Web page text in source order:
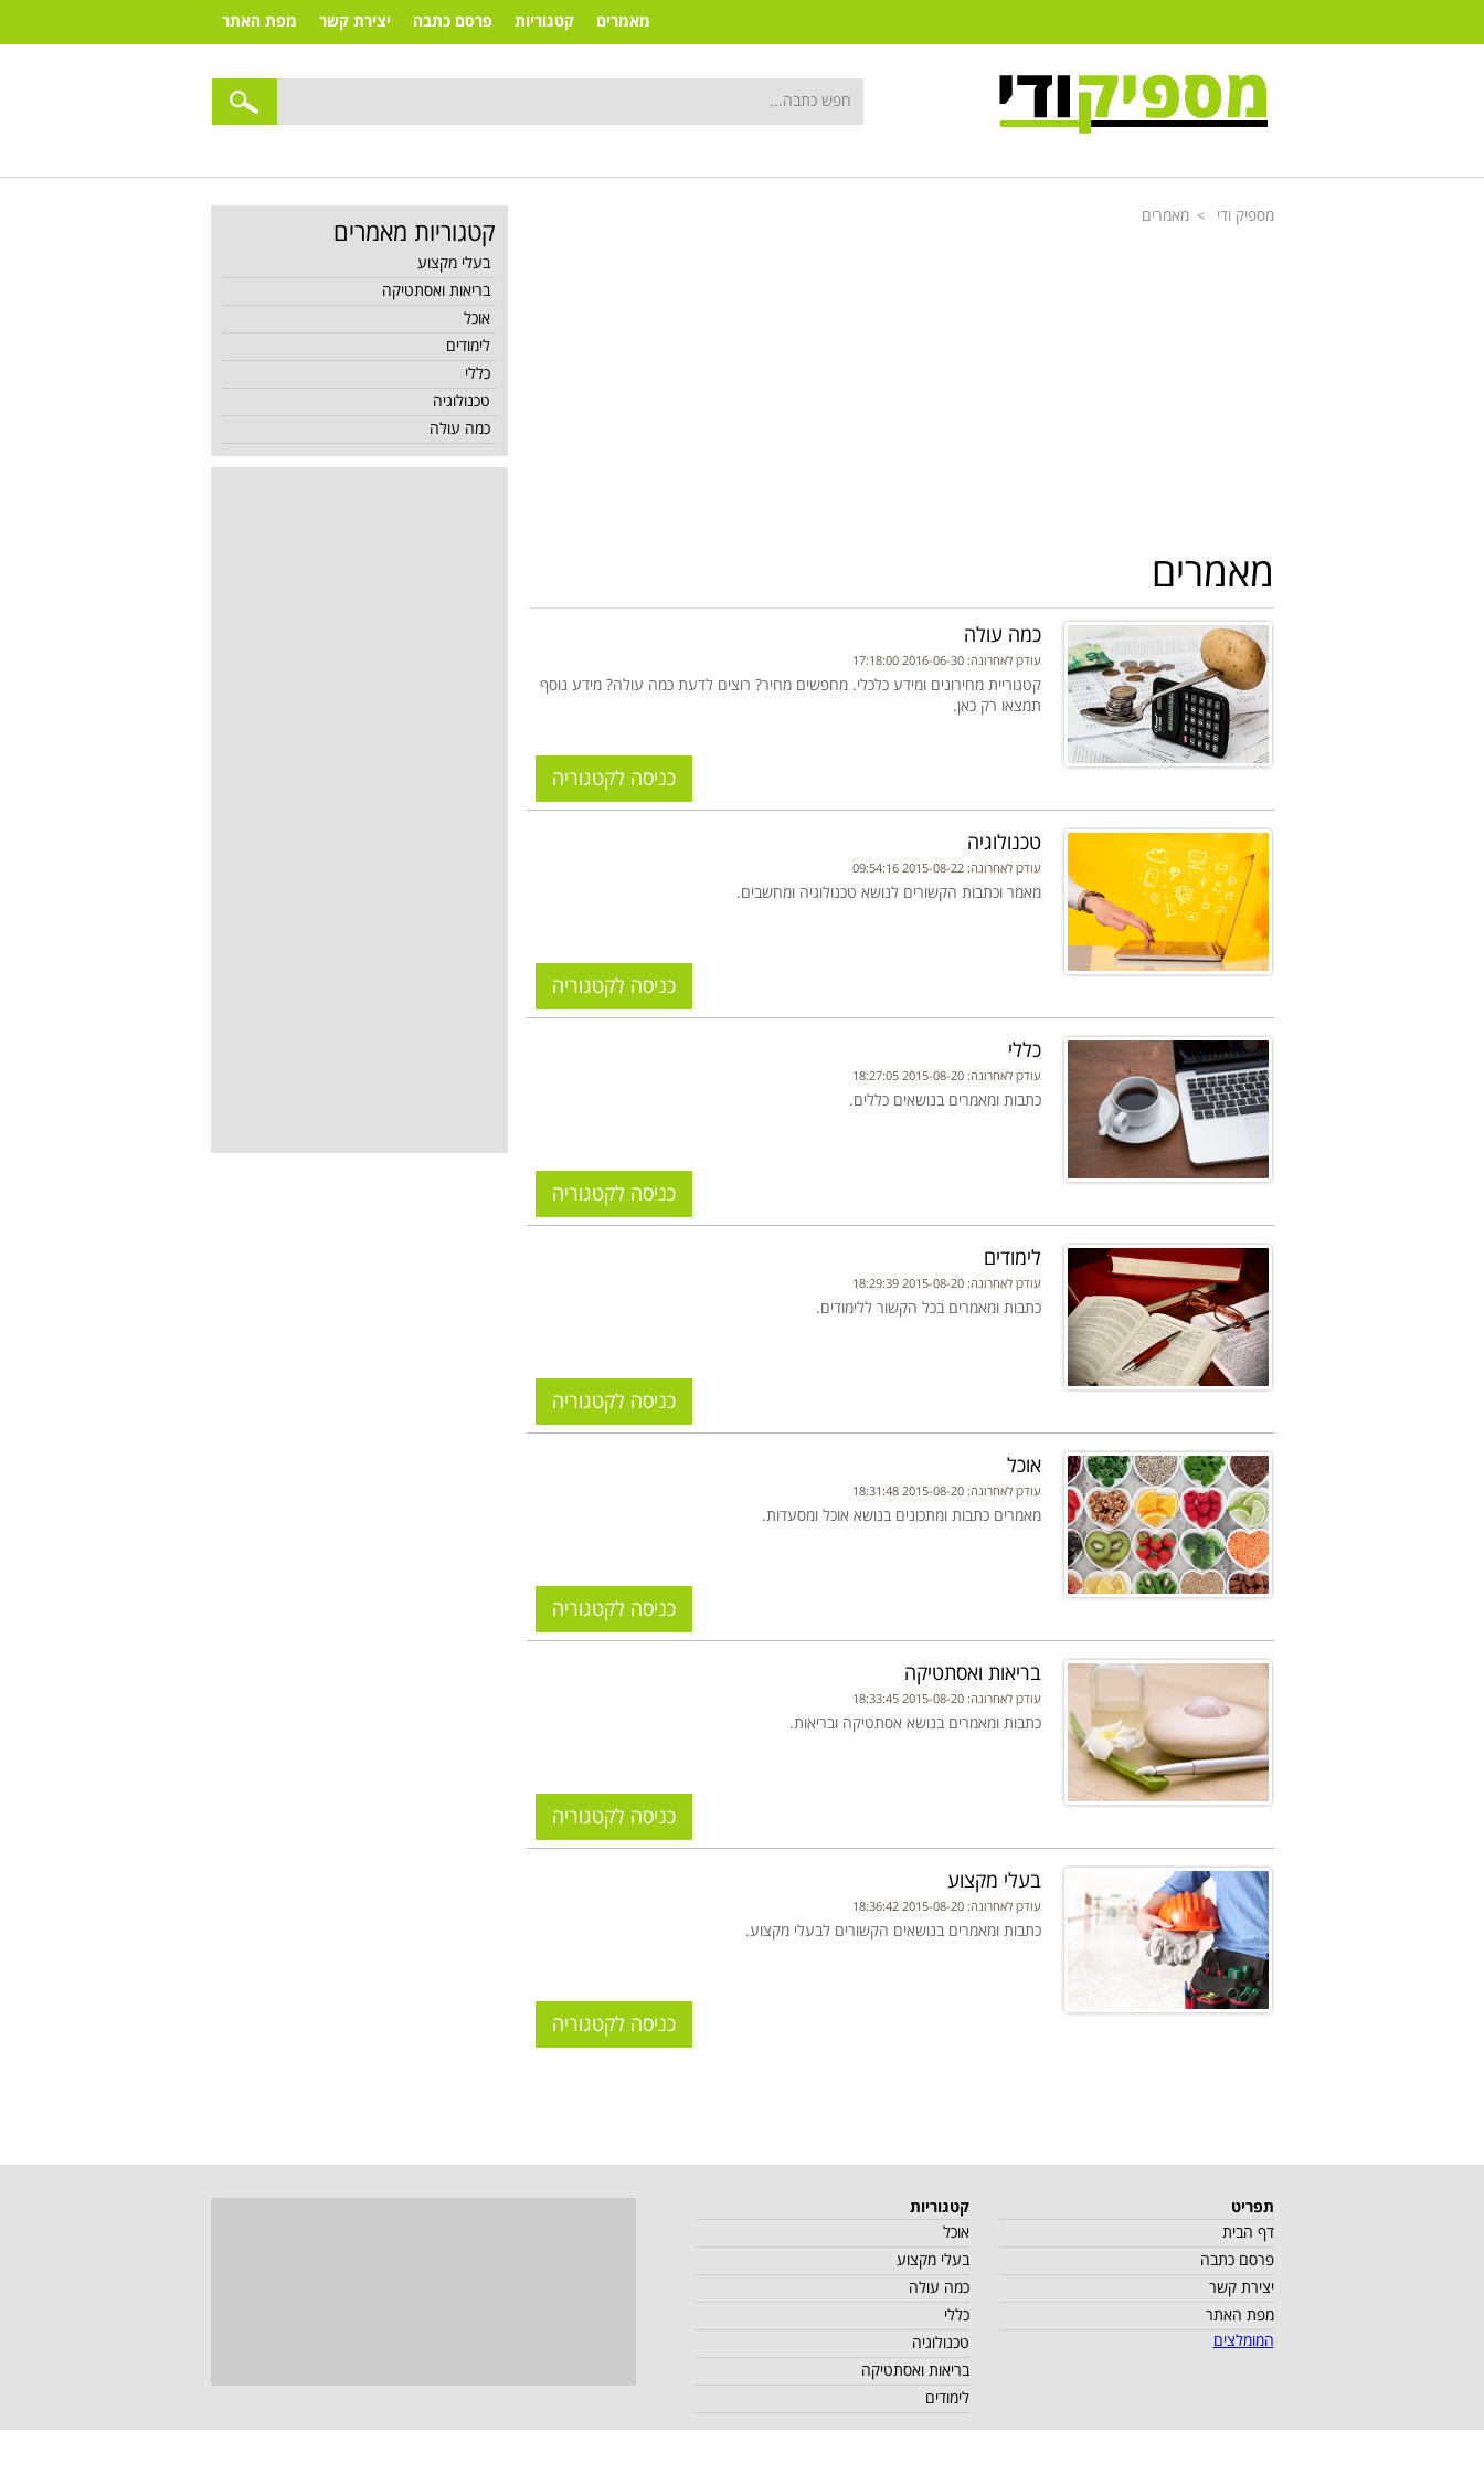
מאמרים קטגוריות פרסם כתבה יצירת קשר מפת האתר
מספיק ודי > מאמרים
מאמרים
כמה עולה
עודכן לאחרונה: 2016-06-30 17:18:00
קטגוריית מחירונים ומידע כלכלי. מחפשים מחיר? רוצים לדעת כמה עולה? מידע נוסף
תמצאו רק כאן.
כניסה לקטגוריה
טכנולוגיה
עודכן לאחרונה: 2015-08-22 09:54:16
מאמר וכתבות הקשורים לנושא טכנולוגיה ומחשבים.
כניסה לקטגוריה
כללי
עודכן לאחרונה: 2015-08-20 18:27:05
כתבות ומאמרים בנושאים כללים.
כניסה לקטגוריה
לימודים
עודכן לאחרונה: 2015-08-20 18:29:39
כתבות ומאמרים בכל הקשור ללימודים.
כניסה לקטגוריה
אוכל
עודכן לאחרונה: 2015-08-20 18:31:48
מאמרים כתבות ומתכונים בנושא אוכל ומסעדות.
כניסה לקטגוריה
בריאות ואסתטיקה
עודכן לאחרונה: 2015-08-20 18:33:45
כתבות ומאמרים בנושא אסתטיקה ובריאות.
כניסה לקטגוריה
בעלי מקצוע
עודכן לאחרונה: 2015-08-20 18:36:42
כתבות ומאמרים בנושאים הקשורים לבעלי מקצוע.
כניסה לקטגוריה
קטגוריות מאמרים
בעלי מקצוע
בריאות ואסתטיקה
אוכל
לימודים
כללי
טכנולוגיה
כמה עולה
תפריט
דף הבית
פרסם כתבה
יצירת קשר
מפת האתר
המומלצים
קטגוריות
אוכל
בעלי מקצוע
כמה עולה
כללי
טכנולוגיה
בריאות ואסתטיקה
לימודים